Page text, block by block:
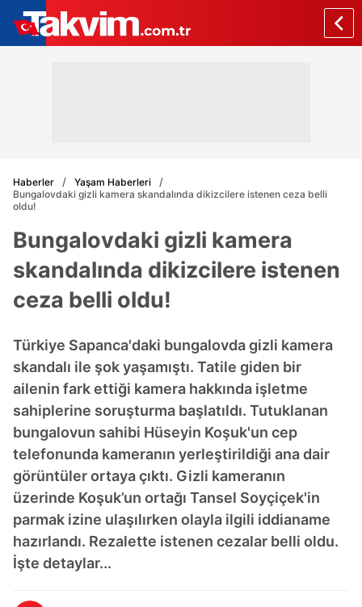
Haberler
Yaşam Haberleri
Bungalovdaki gizli kamera skandalında dikizcilere istenen ceza belli
oldu!
Bungalovdaki gizli kamera
skandalında dikizcilere istenen
ceza belli oldu!
Türkiye Sapanca'daki bungalovda gizli kamera
skandalı ile şok yaşamıştı. Tatile giden bir
ailenin fark ettiği kamera hakkında işletme
sahiplerine soruşturma başlatıldı. Tutuklanan
bungalovun sahibi Hüseyin Koşuk'un cep
telefonunda kameranın yerleştirildiği ana dair
görüntüler ortaya çıktı. Gizli kameranın
üzerinde Koşuk’un ortağı Tansel Soyçiçek'in
parmak izine ulaşılırken olayla ilgili iddianame
hazırlandı. Rezalette istenen cezalar belli oldu.
İşte detaylar...